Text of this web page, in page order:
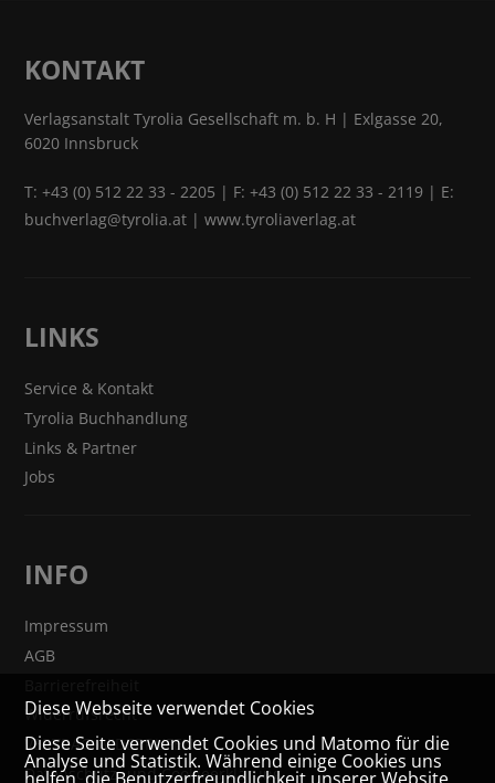
KONTAKT
Verlagsanstalt Tyrolia Gesellschaft m. b. H | Exlgasse 20,
6020 Innsbruck
T:+43 (0) 512 22 33 - 2205 | F: +43 (0) 512 22 33 - 2119 | E:
buchverlag@tyrolia.at |www.tyroliaverlag.at
LINKS
Service & Kontakt
Tyrolia Buchhandlung
Links & Partner
Jobs
INFO
Impressum
AGB
Widerrufsrecht
VERTRAG WIDERRUFEN
Datenschutz- und Cookieerklärung
Diese Webseite verwendet Cookies
Diese Seite verwendet Cookies und Matomo für die
Analyse und Statistik. Während einige Cookies uns